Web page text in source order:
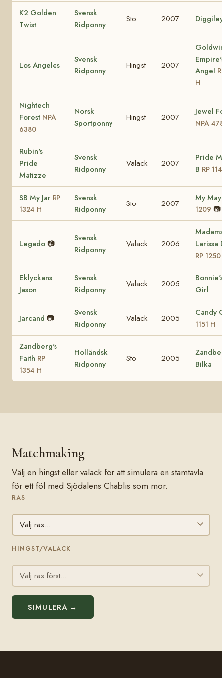
K2 Golden
Twist
Svensk
Ridponny
Sto 2007
Los Angeles
Svensk
Ridponny
Hingst 2007
Angel
H
Nightech
Forest NPA
6380
Norsk
Sportponny
Hingst 2007
Jewel
NPA
Rubin's
Pride
Matizze
Svensk
Ridponny
Valack 2007
Pride
B RP
SB My Jar RP
1324 H
Svensk
Ridponny
Sto 2007
My
1209 📷
Legado 📷
Svensk
Ridponny
Valack 2006
Larissa
RP
Eklyckans
Jason
Svensk
Ridponny
Valack 2005
Girl
Jarcand 📷
Svensk
Ridponny
Valack 2005
Candy
1151 H
Zandberg's
Faith RP
1354 H
Holländsk
Ridponny
Sto 2005
Bilka
Matchmaking
Välj en hingst eller valack för att simulera en stamtavla
för ett föl med Sjödalens Chablis som mor.
RAS
HINGST/VALACK
SIMULERA →